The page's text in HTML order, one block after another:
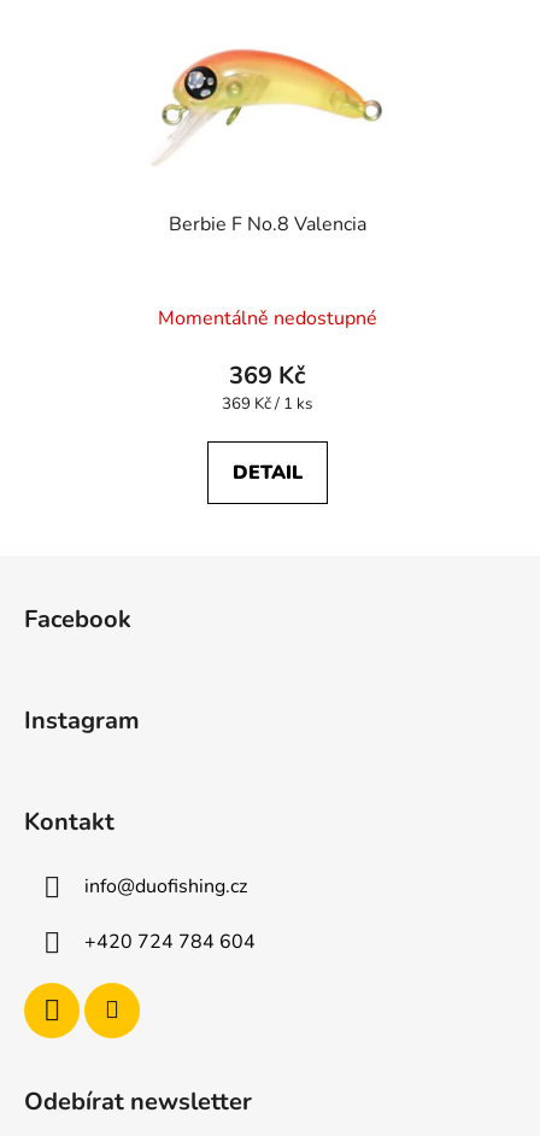
Berbie F No.8 Valencia
Momentálně nedostupné
369 Kč
Měrná
369 Kč / 1 ks
DETAIL
Facebook
Instagram
Kontakt
info@duofishing.cz
+420 724 784 604
Odebírat newsletter